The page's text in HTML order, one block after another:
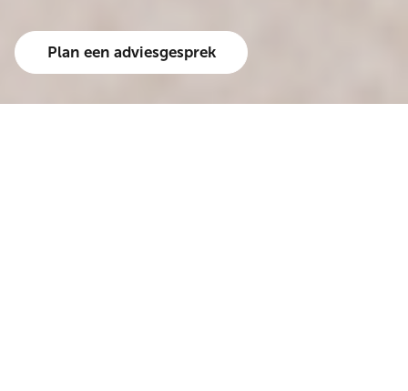
Plan een adviesgesprek